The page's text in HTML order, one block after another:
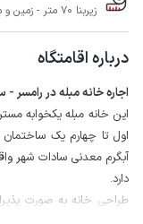
زیربنا 70 متر - زمین و محوطه 320 متر
درباره اقامتگاه
اجاره خانه مبله در رامسر -
این خانه مبله یکخوابه
دارد.
طراحی خانه به صورت